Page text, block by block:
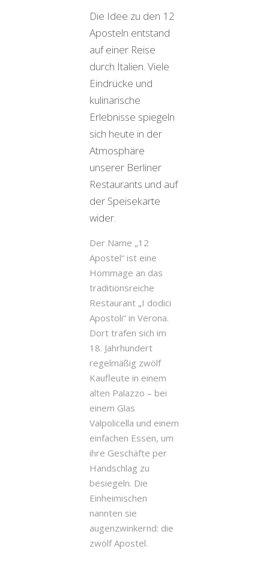
Die Idee zu den 12
Aposteln entstand
auf einer Reise
durch Italien. Viele
Eindrücke und
kulinarische
Erlebnisse spiegeln
sich heute in der
Atmosphäre
unserer Berliner
Restaurants und auf
der Speisekarte
wider.
Der Name „12
Apostel“ ist eine
Hommage an das
traditionsreiche
Restaurant „I dodici
Apostoli“ in Verona.
Dort trafen sich im
18. Jahrhundert
regelmäßig zwölf
Kaufleute in einem
alten Palazzo – bei
einem Glas
Valpolicella und einem
einfachen Essen, um
ihre Geschäfte per
Handschlag zu
besiegeln. Die
Einheimischen
nannten sie
augenzwinkernd: die
zwölf Apostel.